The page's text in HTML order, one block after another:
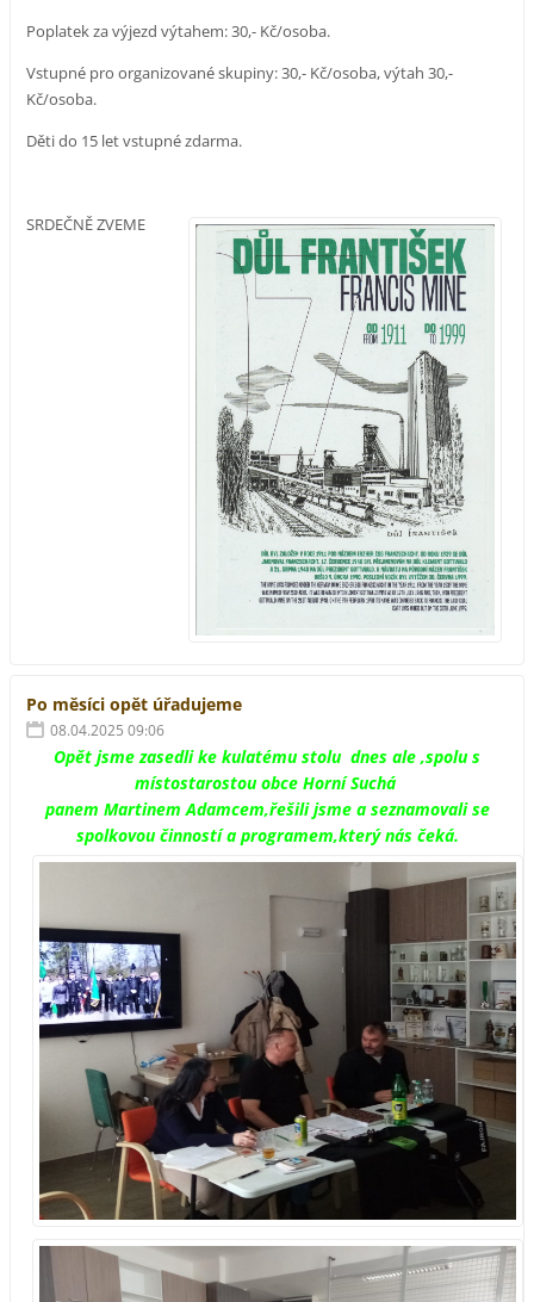
Poplatek za výjezd výtahem: 30,- Kč/osoba.
Vstupné pro organizované skupiny: 30,- Kč/osoba, výtah 30,-
Kč/osoba.
Děti do 15 let vstupné zdarma.
SRDEČNĚ ZVEME
Po měsíci opět úřadujeme
08.04.2025 09:06
Opět jsme zasedli ke kulatému stolu dnes ale ,spolu s
místostarostou obce Horní Suchá
panem Martinem Adamcem,řešili jsme a seznamovali se
spolkovou činností a programem,který nás čeká.